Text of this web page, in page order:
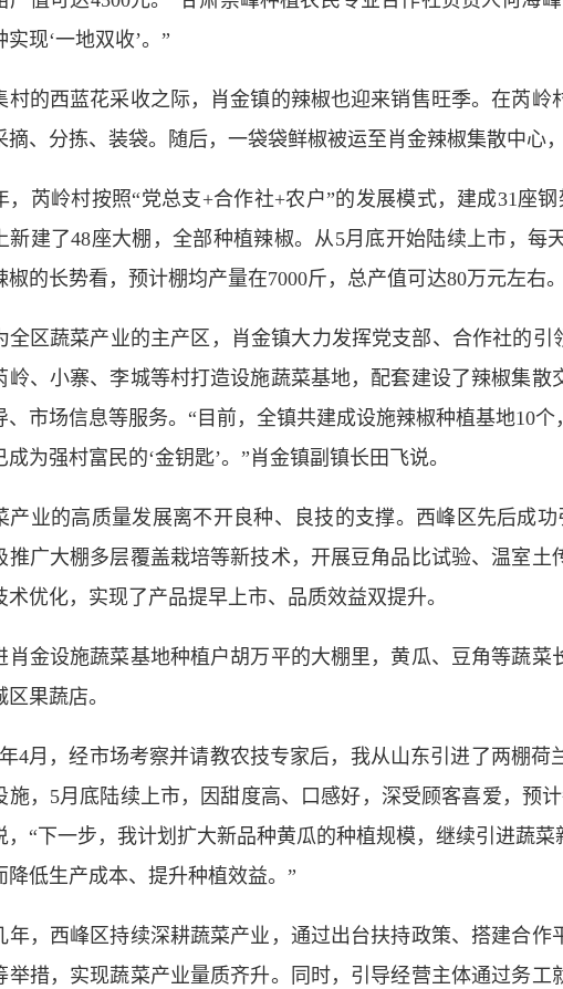
现‘一地双收’。”
西蓝花采收之际，肖金镇的辣椒也迎来销售旺季。在芮岭
摘、分拣、装袋。随后，一袋袋鲜椒被运至肖金辣椒集散中心
岭村按照“党总支+合作社+农户”的发展模式，建成31座钢
新建了48座大棚，全部种植辣椒。从5月底开始陆续上市，每
椒的长势看，预计棚均产量在7000斤，总产值可达80万元左右
蔬菜产业的主产区，肖金镇大力发挥党支部、合作社的引
岭、小寨、李城等村打造设施蔬菜基地，配套建设了辣椒集
、市场信息等服务。“目前，全镇共建成设施辣椒种植基地10
成为强村富民的‘金钥匙’。”肖金镇副镇长田飞说。
的高质量发展离不开良种、良技的支撑。西峰区先后成功
推广大棚多层覆盖栽培等新技术，开展豆角品比试验、温室
术优化，实现了产品提早上市、品质效益双提升。
设施蔬菜基地种植户胡万平的大棚里，黄瓜、豆角等蔬菜
果蔬店。
，经市场考察并请教农技专家后，我从山东引进了两棚荷
施，5月底陆续上市，因甜度高、口感好，深受顾客喜爱，预
，“下一步，我计划扩大新品种黄瓜的种植规模，继续引进蔬
降低生产成本、提升种植效益。”
西峰区持续深耕蔬菜产业，通过出台扶持政策、搭建合作
举措，实现蔬菜产业量质齐升。同时，引导经营主体通过务工